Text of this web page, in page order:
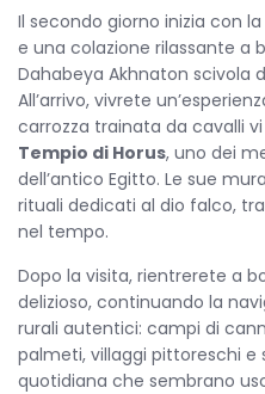
Library: angolo
all’Egitto, comodi
Lounge & Bar:
gratuito, giochi da
ampie finestre
Sun Deck: spazio
zona in stile
pensione
inclusi
Intrattenimento
spettacoli
Il secondo giorno inizia con
e una colazione rilassante a
Dahabeya Akhnaton scivola
All’arrivo, vivrete
carrozza trainata da cavalli
Tempio di Horus, uno dei
dell’antico Egitto. Le sue
rituali dedicati al dio falco,
nel tempo.
Dopo la visita, rientrerete a
delizioso, continuando la
rurali autentici: campi di
palmeti, villaggi pittoreschi e
quotidiana che sembrano